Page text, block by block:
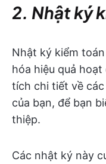
2. Nhật ký
Nhật ký kiểm
hóa hiệu quả
tích chi tiết về
của bạn, để bạn
thiệp.
Các nhật ký này